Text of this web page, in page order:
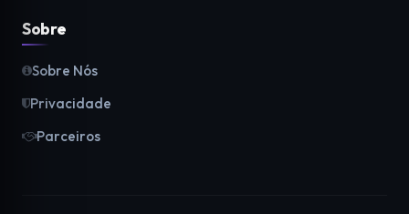
Sobre
Sobre Nós
Privacidade
Parceiros